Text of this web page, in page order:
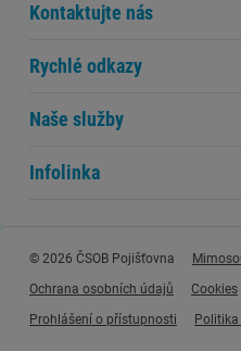
Kontaktujte nás
Rychlé odkazy
Naše služby
Infolinka
© 2026 ČSOB Pojišťovna
Ochrana osobních údajů
Cookies
Prohlášení o přístupnosti